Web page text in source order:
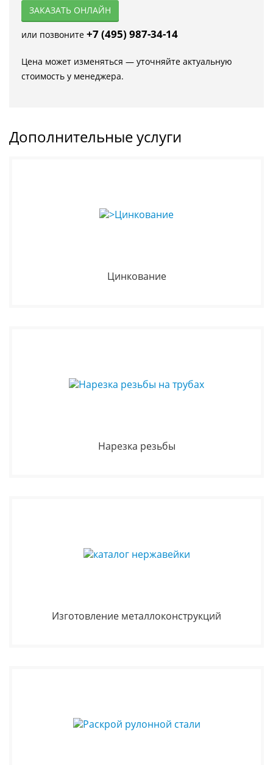
ЗАКАЗАТЬ ОНЛАЙН
или позвоните +7 (495) 987-34-14
Цена может изменяться — уточняйте актуальную
стоимость у менеджера.
Дополнительные услуги
Цинкование
Нарезка резьбы
Изготовление металлоконструкций